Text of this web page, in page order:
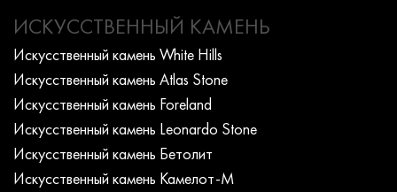
ИСКУССТВЕННЫЙ КАМЕНЬ
Искусcтвенный камень White Hills
Искусcтвенный камень Atlas Stone
Искусcтвенный камень Foreland
Искусcтвенный камень Leonardo Stone
Искусcтвенный камень Бетолит
Искусcтвенный камень Камелот-М